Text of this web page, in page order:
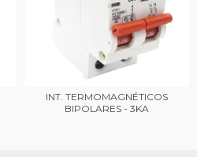
INT. TERMOMAGNÉTICOS
BIPOLARES - 3KA